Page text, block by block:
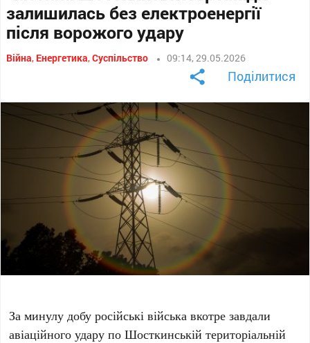
залишилась без електроенергії
після ворожого удару
Війна, Енергетика,Суспільство 09:14, 29.05.2026
Поділитися
За минулу добу російські війська вкотре завдали
авіаційного удару по Шосткинській територіальній